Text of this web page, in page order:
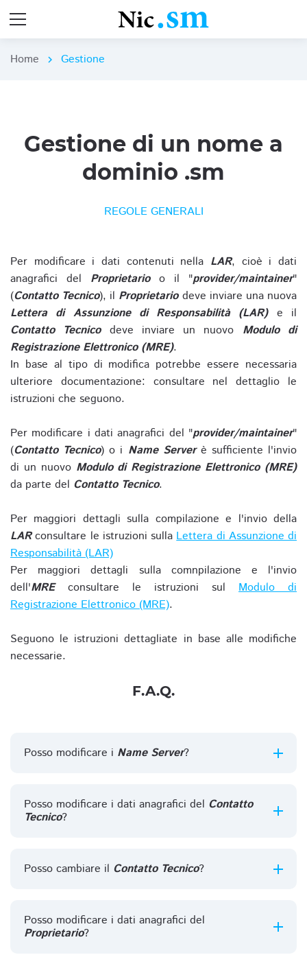
Home chevron_right Gestione
Gestione di un nome a
dominio .sm
REGOLE GENERALI
Per modificare i dati contenuti nella LAR, cioè i dati
anagrafici del Proprietarioo il "provider/maintainer"
(Contatto Tecnico), il Proprietariodeve inviare una nuova
Lettera di Assunzione di Responsabilità (LAR)e il
Contatto Tecnicodeve inviare un nuovo Modulo di
Registrazione Elettronico (MRE).
In base al tipo di modifica potrebbe essere necessaria
ulteriore documentazione: consultare nel dettaglio le
istruzioni che seguono.
Per modificare i dati anagrafici del "provider/maintainer"
(Contatto Tecnico) o i Name Serverè sufficiente l'invio
di un nuovo Modulo di Registrazione Elettronico (MRE)
da parte del Contatto Tecnico.
Per maggiori dettagli sulla compilazione e l'invio della
LARconsultare le istruzioni sullaLettera di Assunzione di
Responsabilità (LAR)
Per maggiori dettagli sulla comnpilazione e l'invio
dell'MREconsultare le istruzioni sul Modulo di
Registrazione Elettronico (MRE).
Seguono le istruzioni dettagliate in base alle modifiche
necessarie.
F.A.Q.
Posso modificare i Name Server?
Posso modificare i dati anagrafici del Contatto
Tecnico?
Posso cambiare il Contatto Tecnico?
Posso modificare i dati anagrafici del
Proprietario?